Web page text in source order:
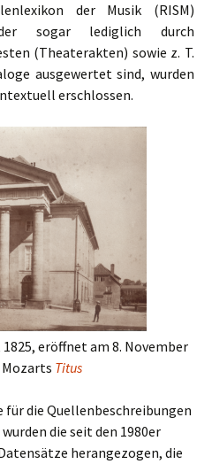
der Musik (RISM)
sogar lediglich durch
(Theaterakten) sowie z. T.
ausgewertet sind, wurden
erschlossen.
eröffnet am 8. November
Titus
die Quellenbeschreibungen
die seit den 1980er
herangezogen, die